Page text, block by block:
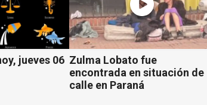
jueves 06 Zulma Lobato fue
encontrada en situación de
calle en Paraná